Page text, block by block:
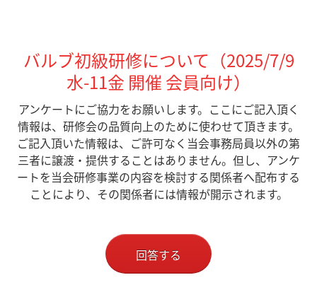
バルブ初級研修について（2025/7/9
水-11金 開催 会員向け）
アンケートにご協力をお願いします。ここにご記入頂く
情報は、研修会の品質向上のために使わせて頂きます。
ご記入頂いた情報は、ご許可なく当会事務局員以外の第
三者に譲渡・提供することはありません。但し、アンケ
ートを当会研修事業の内容を検討する関係者へ配布する
ことにより、その関係者には情報が開示されます。
回答する